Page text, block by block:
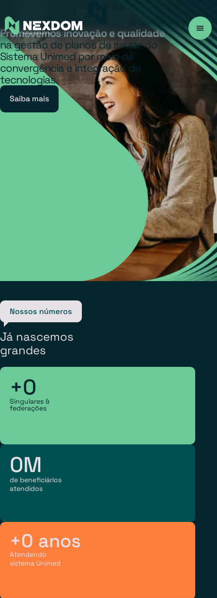
Promovemos inovação e qualidade
na gestão de planos de saúde do
Sistema Unimed por meio da
convergência e integração de
tecnologias.
Saiba mais
Já nascemos
grandes
+0
Singulares &
federações
0M
de beneficiários
atendidos
+0 anos
Atendendo
sistema Unimed